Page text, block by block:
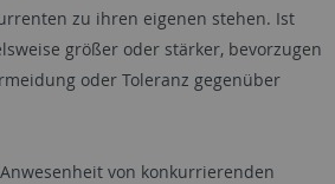
zu ihren eigenen stehen. Ist
größer oder stärker, bevorzugen
oder Toleranz gegenüber
von konkurrierenden